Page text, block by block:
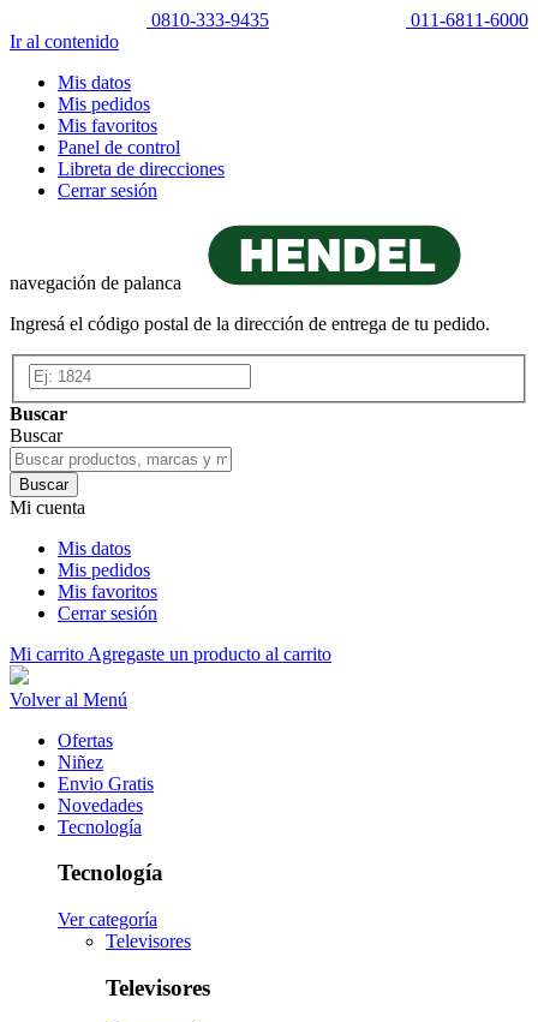
0810-333-9435
011-6811-6000
Ir al contenido
Mis datos
Mis pedidos
Mis favoritos
Panel de control
Libreta de direcciones
Cerrar sesión
navegación de palanca
Ingresá el código postal de la dirección de entrega de tu pedido.
Buscar
Buscar
Buscar
Mi cuenta
Mis datos
Mis pedidos
Mis favoritos
Cerrar sesión
Mi carrito Agregaste un producto al carrito
Volver al Menú
Ofertas
Niñez
Envio Gratis
Novedades
Tecnología
Tecnología
Ver categoría
Televisores
Televisores